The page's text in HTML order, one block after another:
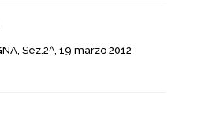
Sez.2^, 19 marzo 2012